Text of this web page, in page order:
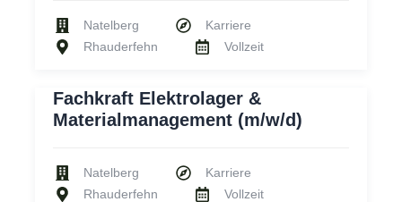
Natelberg
Karriere
Rhauderfehn
Vollzeit
Fachkraft Elektrolager &
Materialmanagement (m/w/d)
Natelberg
Karriere
Rhauderfehn
Vollzeit